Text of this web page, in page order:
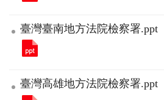
臺灣臺南地方法院檢察署.ppt
臺灣高雄地方法院檢察署.ppt